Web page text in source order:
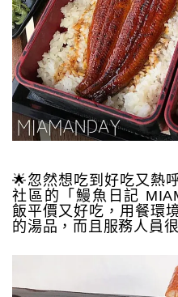
🌟忽然想吃到好吃又熱
社區的「鰻魚日記
飯平價又好吃，用餐環
的湯品，而且服務人員